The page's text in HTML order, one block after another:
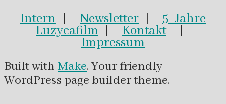
Intern | Newsletter | 5 Jahre
Luzycafilm | Kontakt|
Impressum
Built with Make. Your friendly
WordPress page builder theme.